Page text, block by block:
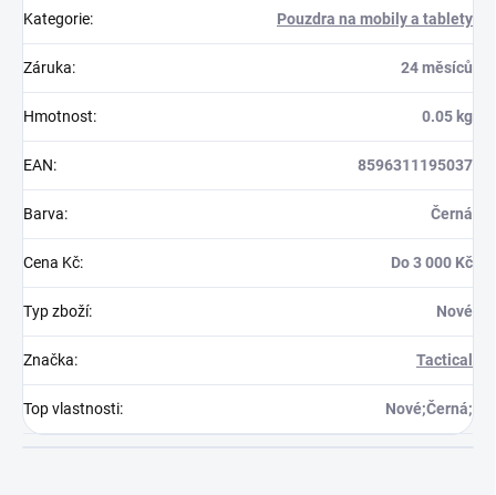
Kategorie: Pouzdra na mobily a tablety
Záruka: 24 měsíců
Hmotnost: 0.05 kg
EAN: 8596311195037
Barva: Černá
Cena Kč: Do 3 000 Kč
Typ zboží: Nové
Značka: Tactical
Top vlastnosti: Nové;Černá;